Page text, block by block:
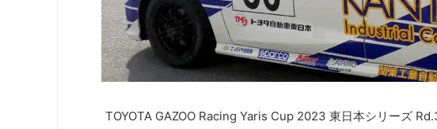
TOYOTA GAZOO Racing Yaris Cup 2023 東日本シリーズ